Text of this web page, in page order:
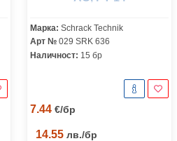
Марка: Schrack Technik
Арт № 029 SRK 636
Наличност: 15 бр
7.44 €/бр
14.55 лв./бр